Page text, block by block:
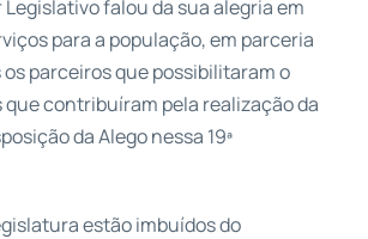
falou da sua alegria em
para a população, em parceria
parceiros que possibilitaram o
contribuíram pela realização da
da Alego nessa 19ª
estão imbuídos do